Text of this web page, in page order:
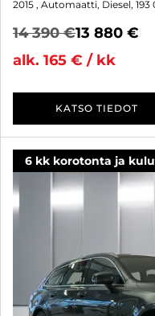
2015 , Automaatti, Diesel, 193
14 390 €13 880 €
alk. 165 € / kk
KATSO TIEDOT
6 kk korotonta ja